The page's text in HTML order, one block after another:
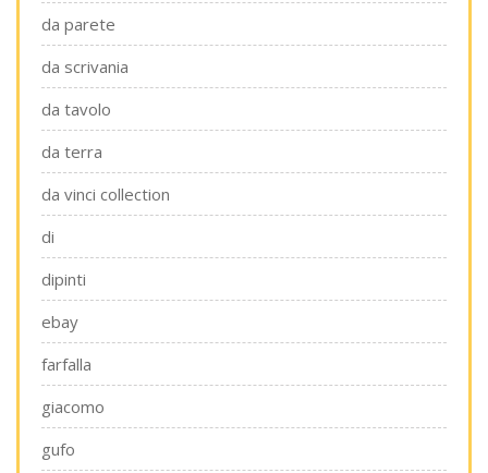
da parete
da scrivania
da tavolo
da terra
da vinci collection
di
dipinti
ebay
farfalla
giacomo
gufo